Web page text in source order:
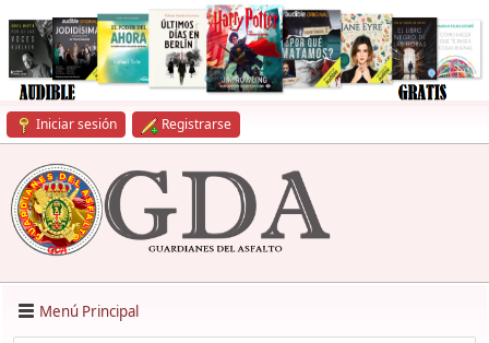
Iniciar sesión Registrarse
Menú Principal